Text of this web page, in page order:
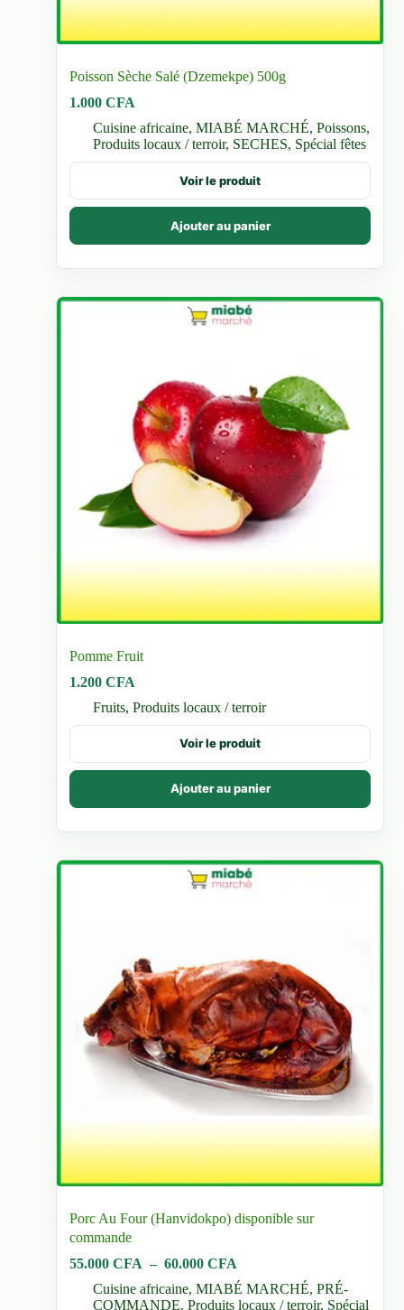
Poisson Sèche Salé (Dzemekpe) 500g
1.000CFA
Cuisine africaine,MIABÉ MARCHÉ,Poissons,
Produits locaux / terroir, SECHES, Spécial fêtes
Voir le produit
Ajouter au panier
Pomme Fruit
1.200CFA
Fruits,Produits locaux / terroir
Voir le produit
Ajouter au panier
Porc Au Four (Hanvidokpo) disponible sur
commande
55.000CFA – 60.000CFA
de
prix :
Cuisine africaine,MIABÉ MARCHÉ,PRÉ-
COMMANDE,Produits locaux / terroir, Spécial